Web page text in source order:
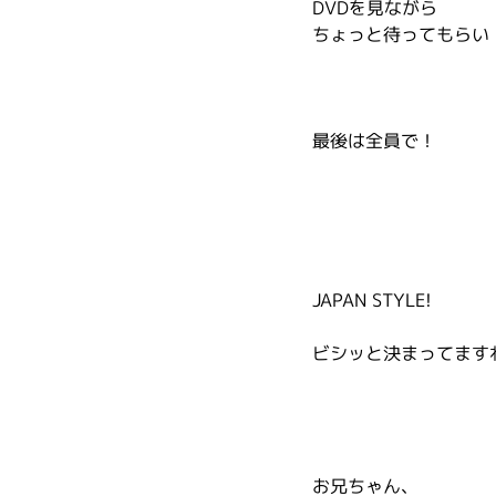
DVDを見ながら
ちょっと待ってもらい
最後は全員で！
JAPAN STYLE!
ビシッと決まってます
お兄ちゃん、